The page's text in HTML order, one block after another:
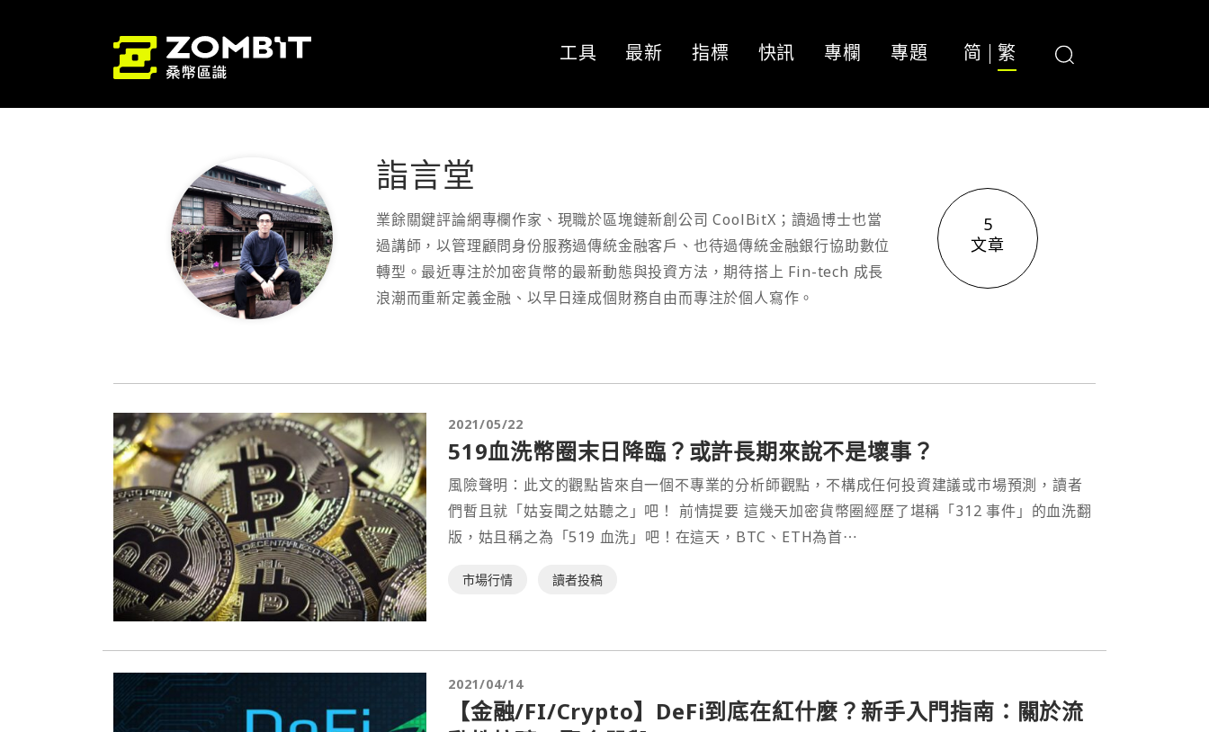
工具 最新 指標 快訊 專欄 專題 简 繁
詣言堂
業餘關鍵評論網專欄作家、現職於區塊鏈新創公司 CoolBitX；讀過博士也當
過講師，以管理顧問身份服務過傳統金融客戶、也待過傳統金融銀行協助數位
轉型。最近專注於加密貨幣的最新動態與投資方法，期待搭上 Fin-tech 成長
浪潮而重新定義金融、以早日達成個財務自由而專注於個人寫作。
5
文章
2021/05/22
519血洗幣圈末日降臨？或許長期來說不是壞事？
風險聲明：此文的觀點皆來自一個不專業的分析師觀點，不構成任何投資建議或市場預測，讀者
們暫且就「姑妄聞之姑聽之」吧！ 前情提要 這幾天加密貨幣圈經歷了堪稱「312 事件」的血洗翻
版，姑且稱之為「519 血洗」吧！在這天，BTC、ETH為首⋯
市場行情 讀者投稿
2021/04/14
【金融/FI/Crypto】DeFi到底在紅什麼？新手入門指南：關於流